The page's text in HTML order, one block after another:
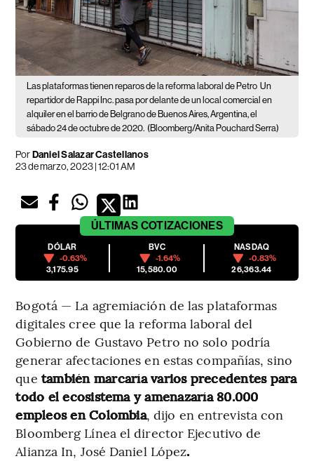
Las plataformas tienen reparos de la reforma laboral de Petro Un
repartidor de Rappi Inc. pasa por delante de un local comercial en
alquiler en el barrio de Belgrano de Buenos Aires, Argentina, el
sábado 24 de octubre de 2020. (Bloomberg/Anita Pouchard Serra)
PorDaniel Salazar Castellanos
23 de marzo, 2023 | 12:01 AM
ÚLTIMAS COTIZACIONES
DÓLAR
-0.63%
3,175.95
BVC
-1.64%
15,580.00
NASDAQ
-0.83%
26,363.44
Bogotá — La agremiación de las plataformas
digitales cree que la reforma laboral del
Gobierno de Gustavo Petro no solo podría
generar afectaciones en estas compañías, sino
que también marcaría varios precedentes para
todo el ecosistema y amenazaría 80.000
empleos en Colombia, dijo en entrevista con
Bloomberg Línea el director Ejecutivo de
Alianza In, José Daniel López.